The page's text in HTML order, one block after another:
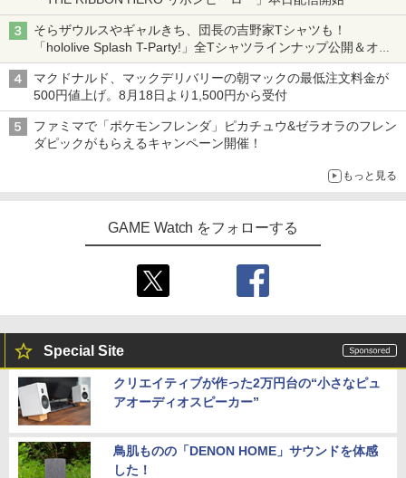
そらザウルスやギャルきち、団長の吉野家Tシャツも！
「hololive Splash T-Party!」全Tシャツラインナップ公開＆オン
ライン販売開始
マクドナルド、マックデリバリーの朝マックの最低注文料金が
500円値上げ。8月18日より1,500円から受付
ファミマで「ポケモンフレンダ」ピカチュウ&ゼラオラのフレン
ダピックがもらえるキャンペーン開催！
もっと見る
GAME Watch をフォローする
Special Site
クリエイティブが作った2万円台の“小さなピュ
アオーディオスピーカー”
鳥肌ものの「DENON HOME」サウンドを体感
した！